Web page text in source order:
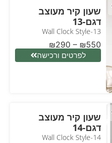
שעון קיר מעוצב
דגם-13
Wall Clock Style-13
₪290 – ₪550
לפרטים ורכישה
שעון קיר מעוצב
דגם-14
Wall Clock Style-14